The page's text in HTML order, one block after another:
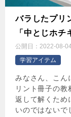
バラしたプリ
「中とじホチ
公開日： 2022-08-04
学習アイテム
みなさん、こん
リント冊子の教
返して解くため
いのではないで